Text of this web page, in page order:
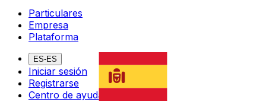
Particulares
Empresa
Plataforma
ES-ES
Iniciar sesión
Registrarse
Centro de ayuda